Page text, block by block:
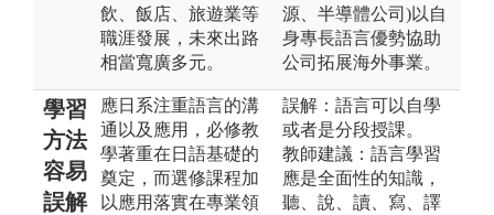
飲、飯店、旅遊業等
職涯發展，未來出路
相當寬廣多元。
源、半導體公司)以自
身專長語言優勢協助
公司拓展海外事業。
學習
方法
容易
誤解
應日系注重語言的溝
通以及應用，必修教
學著重在日語基礎的
奠定，而選修課程加
以應用落實在專業領
誤解：語言可以自學
或者是分段授課。
教師建議：語言學習
應是全面性的知識，
聽、說、讀、寫、譯